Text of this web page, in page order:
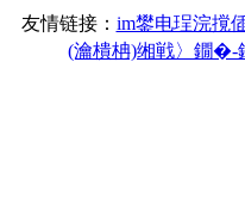
友情链接： im鐢电珵浣撹
(瀹樻柟)缃戦〉鐗�-